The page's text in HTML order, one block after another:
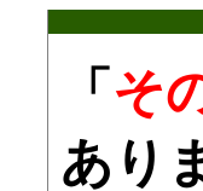
「 そ
あり